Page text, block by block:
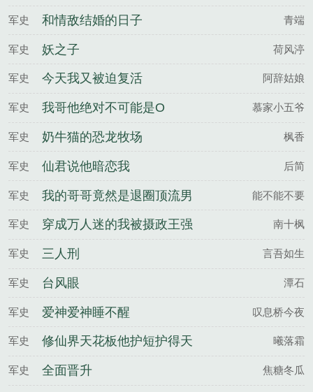
军史 和情敌结婚的日子 青端
军史 妖之子 荷风渟
军史 今天我又被迫复活 阿辞姑娘
军史 我哥他绝对不可能是O 慕家小五爷
军史 奶牛猫的恐龙牧场 枫香
军史 仙君说他暗恋我 后简
军史
我的哥哥竟然是退圈顶流男
主播
能不能不要
军史
穿成万人迷的我被摄政王强
娶豪宠
南十枫
军史 三人刑 言吾如生
军史 台风眼 潭石
军史 爱神爱神睡不醒 叹息桥今夜
军史
修仙界天花板他护短护得天
下皆知
曦落霜
军史 全面晋升 焦糖冬瓜